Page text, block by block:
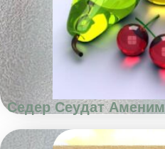
Седер Сеудат Аменим